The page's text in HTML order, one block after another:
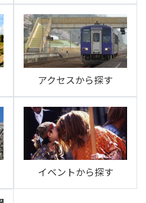
アクセスから探す
イベントから探す